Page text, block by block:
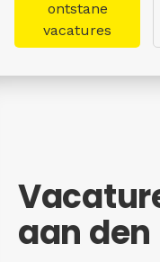
ontstane
vacatures
aan den